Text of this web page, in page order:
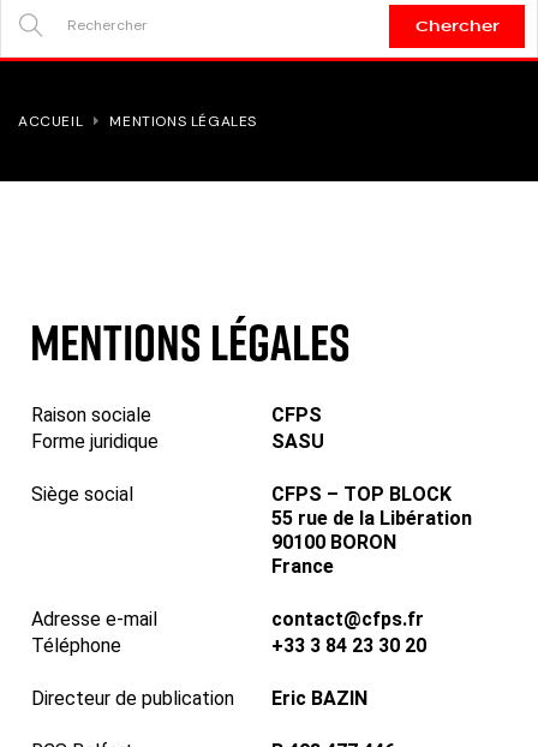
Chercher
ACCUEIL MENTIONS LÉGALES
Mentions légales
Raison sociale
CFPS
Forme juridique
SASU
Siège social
CFPS – TOP BLOCK
55 rue de la Libération
90100 BORON
France
Adresse e-mail
contact@cfps.fr
Téléphone
+33 3 84 23 30 20
Directeur de publication Eric BAZIN